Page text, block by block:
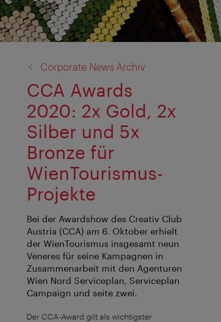
Corporate News Archiv
CCA Awards
2020: 2x Gold, 2x
Silber und 5x
Bronze für
WienTourismus-
Projekte
Bei der Awardshow des Creativ Club
Austria (CCA) am 6. Oktober erhielt
der WienTourismus insgesamt neun
Veneres für seine Kampagnen in
Zusammenarbeit mit den Agenturen
Wien Nord Serviceplan, Serviceplan
Campaign und seite zwei.
Der CCA-Award gilt als wichtigster